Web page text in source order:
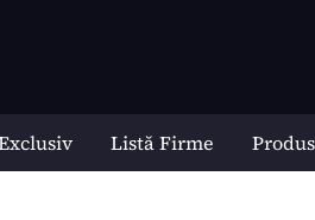
Listă Firme